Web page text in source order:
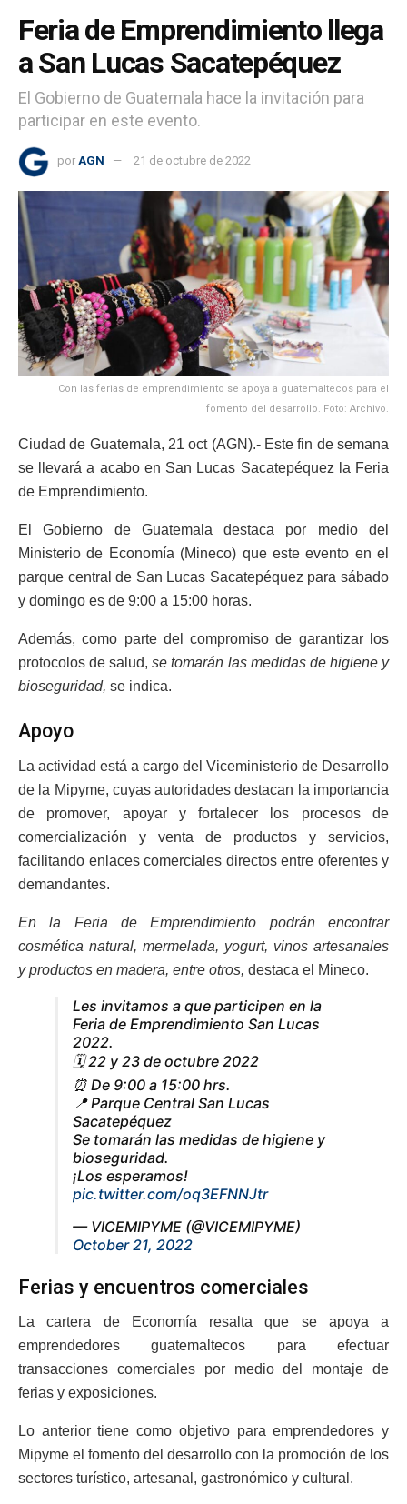
Feria de Emprendimiento llega
a San Lucas Sacatepéquez
El Gobierno de Guatemala hace la invitación para
participar en este evento.
por AGN 21 de octubre de 2022
Con las ferias de emprendimiento se apoya a guatemaltecos para el
fomento del desarrollo. Foto: Archivo.
Ciudad de Guatemala, 21 oct (AGN).- Este fin de semana
se llevará a acabo en San Lucas Sacatepéquez la Feria
de Emprendimiento.
El Gobierno de Guatemala destaca por medio del
Ministerio de Economía (Mineco) que este evento en el
parque central de San Lucas Sacatepéquez para sábado
y domingo es de 9:00 a 15:00 horas.
Además, como parte del compromiso de garantizar los
protocolos de salud,se tomarán las medidas de higiene y
bioseguridad, se indica.
Apoyo
La actividad está a cargo del Viceministerio de Desarrollo
de la Mipyme, cuyas autoridades destacan la importancia
de promover, apoyar y fortalecer los procesos de
comercialización y venta de productos y servicios,
facilitando enlaces comerciales directos entre oferentes y
demandantes.
En la Feria de Emprendimiento podrán encontrar
cosmética natural, mermelada, yogurt, vinos artesanales
y productos en madera, entre otros, destaca el Mineco.
Les invitamos a que participen en la
Feria de Emprendimiento San Lucas
2022.
🗓 22 y 23 de octubre 2022
⏰ De 9:00 a 15:00 hrs.
📍 Parque Central San Lucas
Sacatepéquez
Se tomarán las medidas de higiene y
bioseguridad.
¡Los esperamos!
pic.twitter.com/oq3EFNNJtr
— VICEMIPYME (@VICEMIPYME)
October 21, 2022
Ferias y encuentros comerciales
La cartera de Economía resalta que se apoya a
emprendedores guatemaltecos para efectuar
transacciones comerciales por medio del montaje de
ferias y exposiciones.
Lo anterior tiene como objetivo para emprendedores y
Mipyme el fomento del desarrollo con la promoción de los
sectores turístico, artesanal, gastronómico y cultural.